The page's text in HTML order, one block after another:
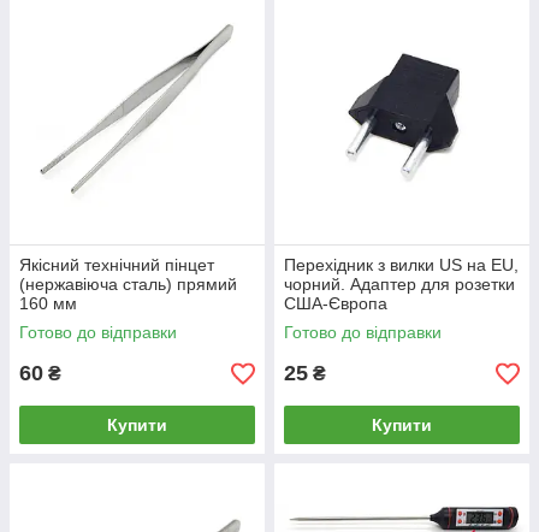
Якісний технічний пінцет
(нержавіюча сталь) прямий
160 мм
Готово до відправки
60 ₴
Купити
Перехідник з вилки US на EU,
чорний. Адаптер для розетки
США-Європа
Готово до відправки
25 ₴
Купити